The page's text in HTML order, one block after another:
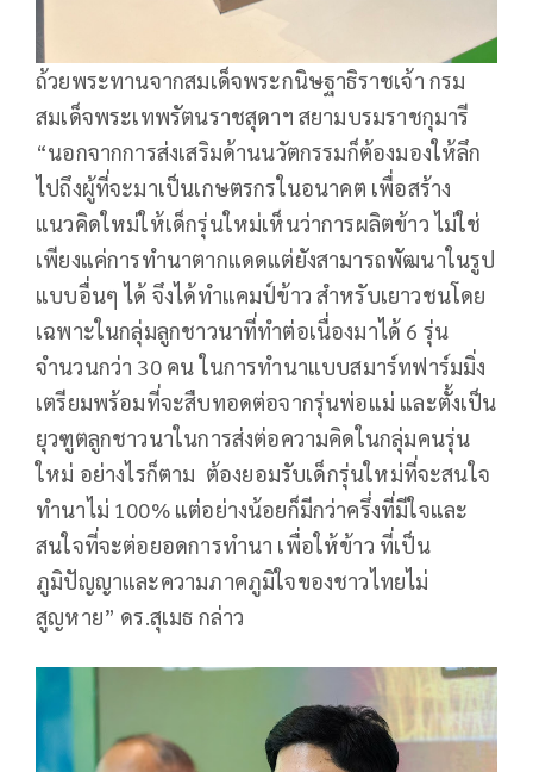
ถ้วยพระทานจากสมเด็จพระกนิษฐาธิราชเจ้า กรม
สมเด็จพระเทพรัตนราชสุดาฯ สยามบรมราชกุมารี
“นอกจากการส่งเสริมด้านนวัตกรรมก็ต้องมองให้ลึก
ไปถึงผู้ที่จะมาเป็นเกษตรกรในอนาคต เพื่อสร้าง
แนวคิดใหม่ให้เด็กรุ่นใหม่เห็นว่าการผลิตข้าว ไม่ใช่
เพียงแค่การทำนาตากแดดแต่ยังสามารถพัฒนาในรูป
แบบอื่นๆ ได้ จึงได้ทำแคมป์ข้าว สำหรับเยาวชนโดย
เฉพาะในกลุ่มลูกชาวนาที่ทำต่อเนื่องมาได้ 6 รุ่น
จำนวนกว่า 30 คน ในการทำนาแบบสมาร์ทฟาร์มมิ่ง
เตรียมพร้อมที่จะสืบทอดต่อจากรุ่นพ่อแม่ และตั้งเป็น
ยุวฑูตลูกชาวนาในการส่งต่อความคิดในกลุ่มคนรุ่น
ใหม่ อย่างไรก็ตาม ต้องยอมรับเด็กรุ่นใหม่ที่จะสนใจ
ทำนาไม่ 100% แต่อย่างน้อยก็มีกว่าครึ่งที่มีใจและ
สนใจที่จะต่อยอดการทำนา เพื่อให้ข้าว ที่เป็น
ภูมิปัญญาและความภาคภูมิใจของชาวไทยไม่
สูญหาย” ดร.สุเมธ กล่าว